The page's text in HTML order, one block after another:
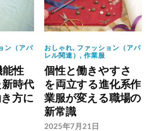
ン（アパ
性
時代
方に
おしゃれ, ファッション（アパ
レル関連）,作業服
個性と働きやすさ
を両立する進化系作
業服が変える職場の
新常識
2025年7月21日